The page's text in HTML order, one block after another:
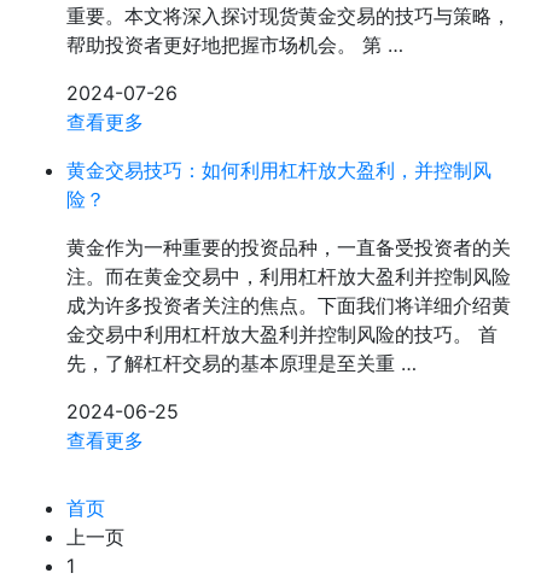
重要。本文将深入探讨现货黄金交易的技巧与策略，
帮助投资者更好地把握市场机会。 第 …
2024-07-26
查看更多
黄金交易技巧：如何利用杠杆放大盈利，并控制风
险？
黄金作为一种重要的投资品种，一直备受投资者的关
注。而在黄金交易中，利用杠杆放大盈利并控制风险
成为许多投资者关注的焦点。下面我们将详细介绍黄
金交易中利用杠杆放大盈利并控制风险的技巧。 首
先，了解杠杆交易的基本原理是至关重 …
2024-06-25
查看更多
首页
上一页
1